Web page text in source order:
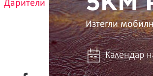
Дарители
Изтегли
Календар